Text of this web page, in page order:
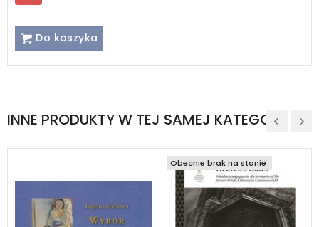
Do koszyka
INNE PRODUKTY W TEJ SAMEJ KATEGORII
Obecnie brak na stanie